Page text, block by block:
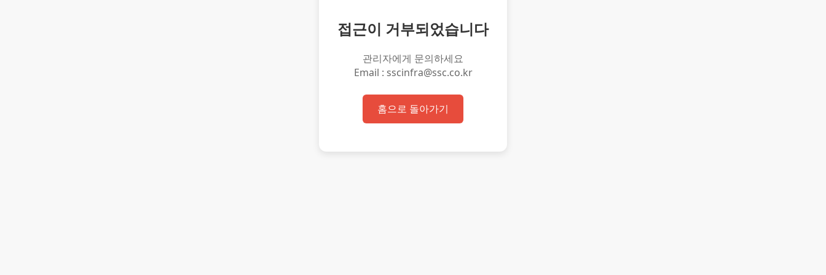
접근이 거부되었습니다
관리자에게 문의하세요
Email : sscinfra@ssc.co.kr
홈으로 돌아가기